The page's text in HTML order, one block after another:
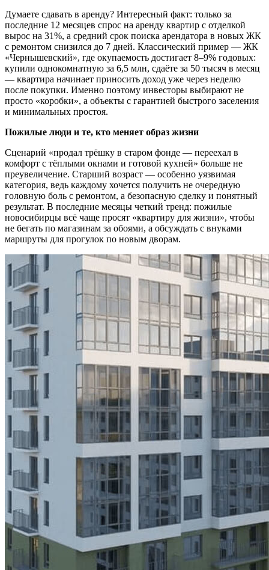
Думаете сдавать в аренду? Интересный факт: только за
последние 12 месяцев спрос на аренду квартир с отделкой
вырос на 31%, а средний срок поиска арендатора в новых ЖК
с ремонтом снизился до 7 дней. Классический пример — ЖК
«Чернышевский», где окупаемость достигает 8–9% годовых:
купили однокомнатную за 6,5 млн, сдаёте за 50 тысяч в месяц
— квартира начинает приносить доход уже через неделю
после покупки. Именно поэтому инвесторы выбирают не
просто «коробки», а объекты с гарантией быстрого заселения
и минимальных простоя.
Пожилые люди и те, кто меняет образ жизни
Сценарий «продал трёшку в старом фонде — переехал в
комфорт с тёплыми окнами и готовой кухней» больше не
преувеличение. Старший возраст — особенно уязвимая
категория, ведь каждому хочется получить не очередную
головную боль с ремонтом, а безопасную сделку и понятный
результат. В последние месяцы четкий тренд: пожилые
новосибирцы всё чаще просят «квартиру для жизни», чтобы
не бегать по магазинам за обоями, а обсуждать с внуками
маршруты для прогулок по новым дворам.